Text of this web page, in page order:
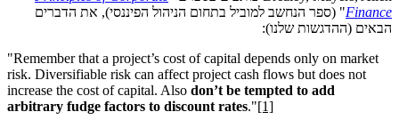
Finance" (ספר הנחשב למוביל בתחום הניהול הפיננסי), את הדברים
הבאים (ההדגשות שלנו):
"Remember that a project’s cost of capital depends only on market
risk. Diversifiable risk can affect project cash flows but does not
increase the cost of capital. Also don’t be tempted to add
arbitrary fudge factors to discount rates."[1]